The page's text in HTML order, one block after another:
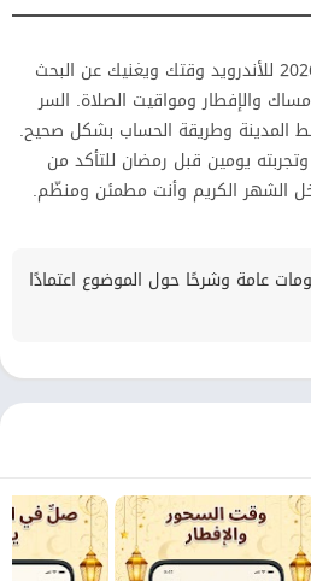
يوفّر تطبيق إمساكية رمضان 2026 للأندرويد وقتك ويغنيك عن البحث
والإفطار ومواقيت الصلاة. السر
المدينة وطريقة الحساب بشكل صحيح.
يومين قبل رمضان للتأكد من
الشهر الكريم وأنت مطمئن ومنظّم.
عامة وشرحًا حول الموضوع اعتمادًا